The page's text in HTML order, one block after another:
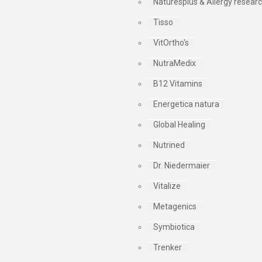
Tisso
VitOrtho's
NutraMedix
B12 Vitamins
Energetica natura
Global Healing
Nutrined
Dr. Niedermaier
Vitalize
Metagenics
Symbiotica
Trenker